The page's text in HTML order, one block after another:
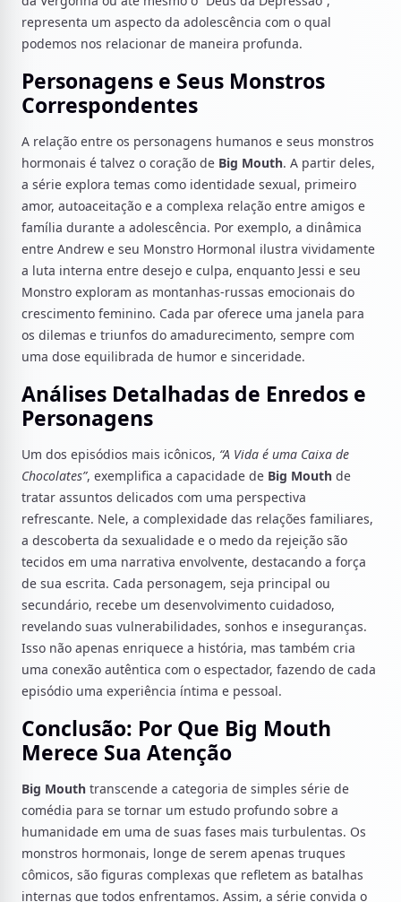
representa um aspecto da adolescência com o qual
podemos nos relacionar de maneira profunda.
Personagens e Seus Monstros
Correspondentes
A relação entre os personagens humanos e seus monstros
hormonais é talvez o coração de Big Mouth. A partir deles,
a série explora temas como identidade sexual, primeiro
amor, autoaceitação e a complexa relação entre amigos e
família durante a adolescência. Por exemplo, a dinâmica
entre Andrew e seu Monstro Hormonal ilustra vividamente
a luta interna entre desejo e culpa, enquanto Jessi e seu
Monstro exploram as montanhas-russas emocionais do
crescimento feminino. Cada par oferece uma janela para
os dilemas e triunfos do amadurecimento, sempre com
uma dose equilibrada de humor e sinceridade.
Análises Detalhadas de Enredos e
Personagens
Um dos episódios mais icônicos, “A Vida é uma Caixa de
Chocolates”, exemplifica a capacidade de Big Mouth de
tratar assuntos delicados com uma perspectiva
refrescante. Nele, a complexidade das relações familiares,
a descoberta da sexualidade e o medo da rejeição são
tecidos em uma narrativa envolvente, destacando a força
de sua escrita. Cada personagem, seja principal ou
secundário, recebe um desenvolvimento cuidadoso,
revelando suas vulnerabilidades, sonhos e inseguranças.
Isso não apenas enriquece a história, mas também cria
uma conexão autêntica com o espectador, fazendo de cada
episódio uma experiência íntima e pessoal.
Conclusão: Por Que Big Mouth
Merece Sua Atenção
Big Mouth transcende a categoria de simples série de
comédia para se tornar um estudo profundo sobre a
humanidade em uma de suas fases mais turbulentas. Os
monstros hormonais, longe de serem apenas truques
cômicos, são figuras complexas que refletem as batalhas
internas que todos enfrentamos. Assim, a série convida o